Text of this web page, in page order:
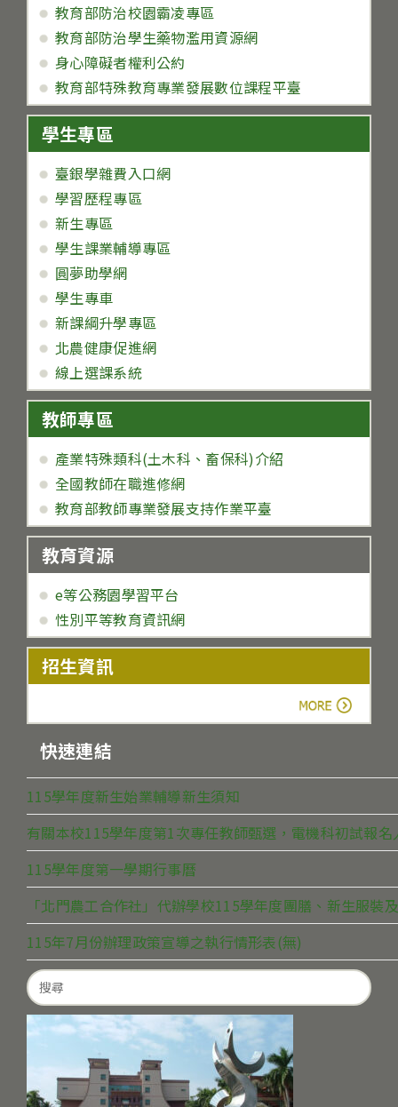
教育部防治校園霸凌專區
教育部防治學生藥物濫用資源網
身心障礙者權利公約
教育部特殊教育專業發展數位課程平臺
學生專區
臺銀學雜費入口網
學習歷程專區
新生專區
學生課業輔導專區
圓夢助學網
學生專車
新課綱升學專區
北農健康促進網
線上選課系統
教師專區
產業特殊類科(土木科、畜保科)介紹
全國教師在職進修網
教育部教師專業發展支持作業平臺
教育資源
e等公務園學習平台
性別平等教育資訊網
招生資訊
快速連結
115學年度新生始業輔導新生須知
有關本校115學年度第1次專任教師甄選，電機科初試報
115學年度第一學期行事曆
「北門農工合作社」代辦學校115學年度團膳、新生服裝
115年7月份辦理政策宣導之執行情形表(無)
Search
for: